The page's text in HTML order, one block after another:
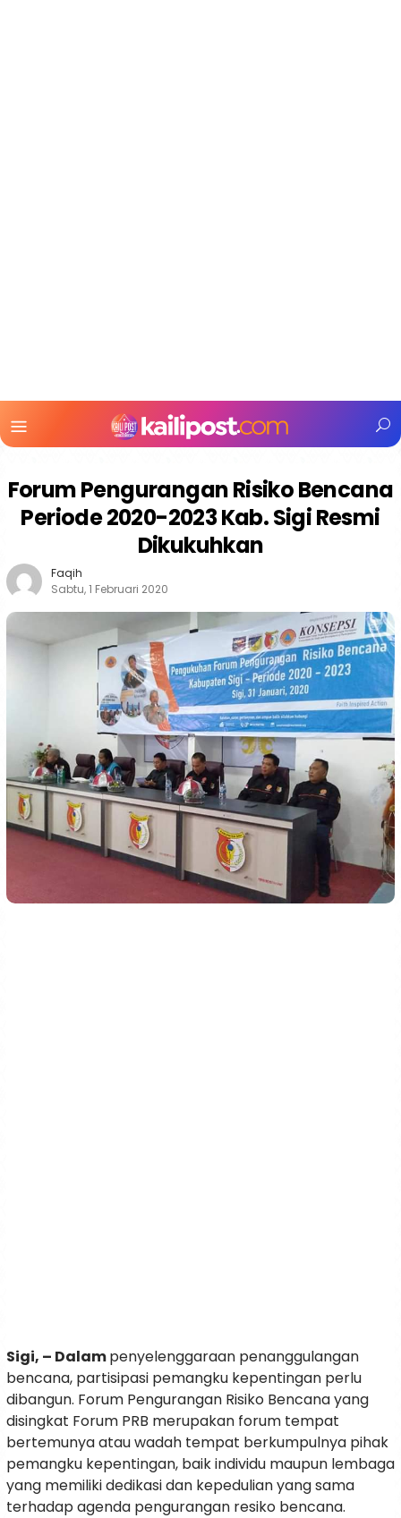
Mobile
Forum Pengurangan Risiko Bencana
Periode 2020-2023 Kab. Sigi Resmi
Dikukuhkan
Faqih
Sabtu, 1 Februari 2020
Sigi, – Dalampenyelenggaraan penanggulangan
bencana, partisipasi pemangku kepentingan perlu
dibangun. Forum Pengurangan Risiko Bencana yang
disingkat Forum PRB merupakan forum tempat
bertemunya atau wadah tempat berkumpulnya pihak
pemangku kepentingan, baik individu maupun lembaga
yang memiliki dedikasi dan kepedulian yang sama
terhadap agenda pengurangan resiko bencana.